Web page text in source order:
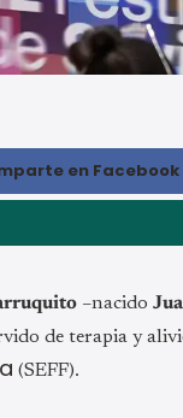
en Facebook
–nacido
de terapia y
(SEFF).